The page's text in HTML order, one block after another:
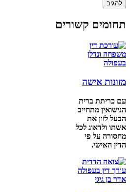
תחומים קשורים
מזונות אישה
עם כריתת ברית
הנישואין מתחייב
הבעל לזון את
אשתו ולדאוג לכל
מחסורה על פי
הדין האישי.